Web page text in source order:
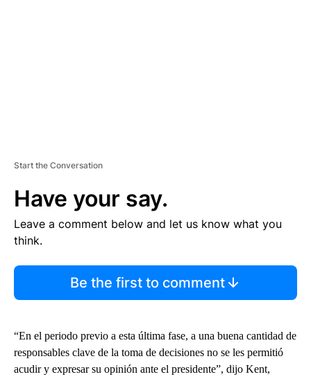
Start the Conversation
Have your say.
Leave a comment below and let us know what you
think.
Be the first to comment
“En el periodo previo a esta última fase, a una buena cantidad de
responsables clave de la toma de decisiones no se les permitió
acudir y expresar su opinión ante el presidente”, dijo Kent,